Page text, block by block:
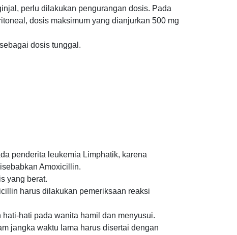
perlu dilakukan pengurangan dosis. Pada
dosis maksimum yang dianjurkan 500 mg
dosis tunggal.
penderita leukemia Limphatik, karena
Amoxicillin.
yang berat.
harus dilakukan pemeriksaan reaksi
hati pada wanita hamil dan menyusui.
jangka waktu lama harus disertai dengan